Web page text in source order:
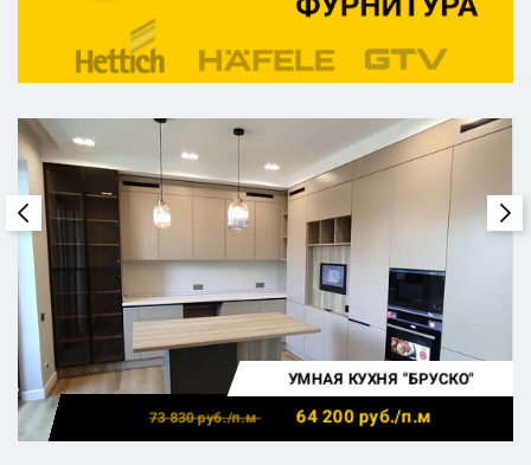
УМНАЯ КУХНЯ "БРУСКО"
73 830руб./п.м 64 200руб./п.м